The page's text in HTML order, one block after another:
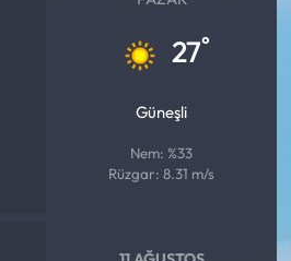
27°
Güneşli
Nem: %33
Rüzgar: 8.31 m/s